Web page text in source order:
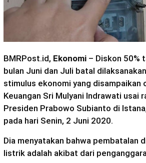
BMRPost.id, Ekonomi – Diskon 50%
bulan Juni dan Juli batal
stimulus ekonomi yang disampaikan
Keuangan Sri Mulyani Indrawati usai
Presiden Prabowo Subianto di
pada hari Senin, 2 Juni 2020.
Dia menyatakan bahwa pembatalan
listrik adalah akibat dari